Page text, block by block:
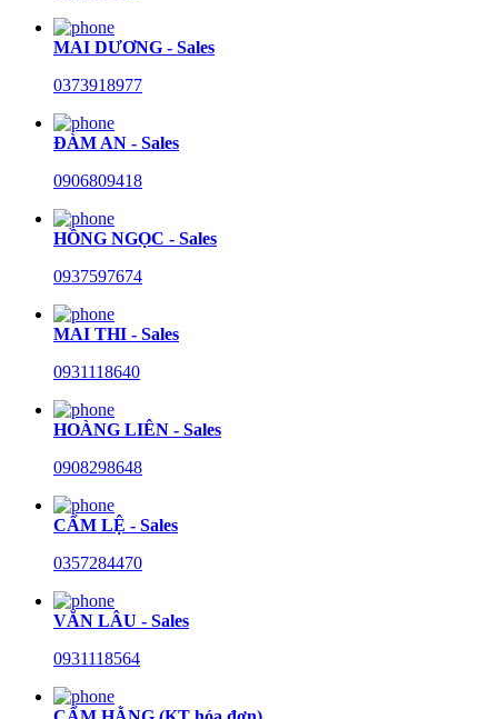
MAI DƯƠNG - Sales
0373918977
ĐÀM AN - Sales
0906809418
HỒNG NGỌC - Sales
0937597674
MAI THI - Sales
0931118640
HOÀNG LIÊN - Sales
0908298648
CẨM LỆ - Sales
0357284470
VĂN LÂU - Sales
0931118564